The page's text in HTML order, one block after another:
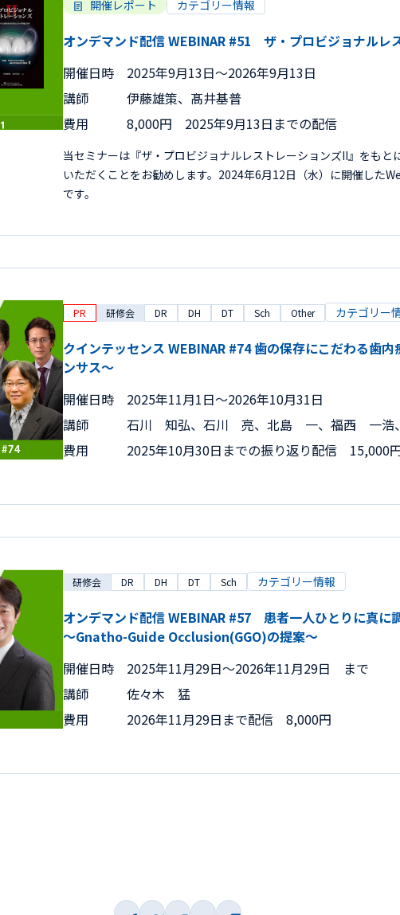
開催レポート カテゴリー情報
オンデマンド配信 WEBINAR #51 ザ・プロビジョナルレ
開催日時
2025年9月13日〜2026年9月13日
講師
伊藤雄策、髙井基普
費用
8,000円 2025年9月13日までの配信
当セミナーは『ザ・プロビジョナルレストレーションズII』をもと
いただくことをお勧めします。2024年6月12日（水）に開催した
です。
PR 研修会 DR DH DT Sch Other カテゴリー
クインテッセンス WEBINAR #74 歯の保存にこだわる歯
ンサス～
開催日時
2025年11月1日〜2026年10月31日
講師
石川 知弘、石川 亮、北島 一、福西 一
費用
2025年10月30日までの振り返り配信 15,000
研修会 DR DH DT Sch カテゴリー情報
オンデマンド配信 WEBINAR #57 患者一人ひとりに真に
～Gnatho-Guide Occlusion(GGO)の提案～
開催日時
2025年11月29日〜2026年11月29日 まで
講師
佐々木 猛
費用
2026年11月29日まで配信 8,000円